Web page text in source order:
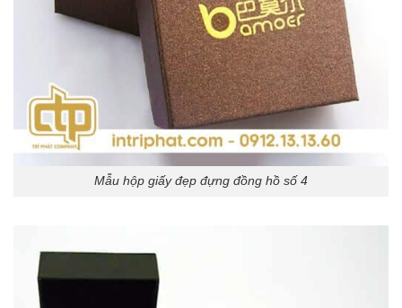
Mẫu hộp giấy đẹp đựng đồng hồ số 4